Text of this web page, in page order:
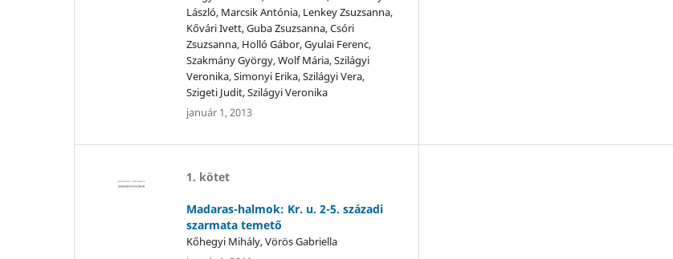
László, Marcsik Antónia, Lenkey Zsuzsanna,
Kővári Ivett, Guba Zsuzsanna, Csóri
Zsuzsanna, Holló Gábor, Gyulai Ferenc,
Szakmány György, Wolf Mária, Szilágyi
Veronika, Simonyi Erika, Szilágyi Vera,
Szigeti Judit, Szilágyi Veronika
január 1, 2013
1. kötet
Madaras-halmok: Kr. u. 2-5. századi
szarmata temető
Kőhegyi Mihály, Vörös Gabriella